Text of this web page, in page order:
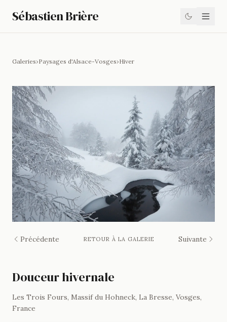
Sébastien Brière
Galeries›Paysages d'Alsace-Vosges›Hiver
Précédente RETOUR À LA GALERIE Suivante
Douceur hivernale
Les Trois Fours, Massif du Hohneck, La Bresse, Vosges,
France